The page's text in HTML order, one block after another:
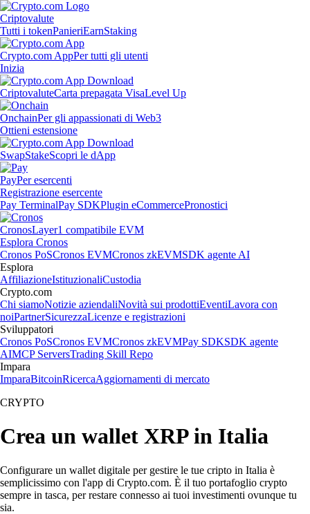
Criptovalute
Tutti i tokenPanieriEarnStaking
Crypto.com AppPer tutti gli utenti
Inizia
CriptovaluteCarta prepagata VisaLevel Up
OnchainPer gli appassionati di Web3
Ottieni estensione
SwapStakeScopri le dApp
PayPer esercenti
Registrazione esercente
Pay TerminalPay SDKPlugin eCommercePronostici
CronosLayer1 compatibile EVM
Esplora Cronos
Cronos PoSCronos EVMCronos zkEVMSDK agente AI
Esplora
AffiliazioneIstituzionaliCustodia
Crypto.com
Chi siamoNotizie aziendaliNovità sui prodottiEventiLavora con
noiPartnerSicurezzaLicenze e registrazioni
Sviluppatori
Cronos PoSCronos EVMCronos zkEVMPay SDKSDK agente
AIMCP ServersTrading Skill Repo
Impara
ImparaBitcoinRicercaAggiornamenti di mercato
CRYPTO
Crea un wallet XRP in Italia
Configurare un wallet digitale per gestire le tue cripto in Italia è
semplicissimo con l'app di Crypto.com. È il tuo portafoglio crypto
sempre in tasca, per restare connesso ai tuoi investimenti ovunque tu
sia.